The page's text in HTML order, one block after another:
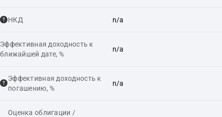
НКД n/a
Эффективная доходность к
ближайшей дате, %
n/a
Эффективная доходность к
погашению, %
n/a
Оценка облигации /